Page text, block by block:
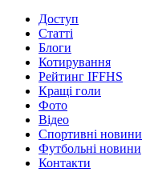
Доступ
Статті
Блоги
Котирування
Рейтинг IFFHS
Кращі голи
Фото
Відео
Спортивні новини
Футбольні новини
Контакти